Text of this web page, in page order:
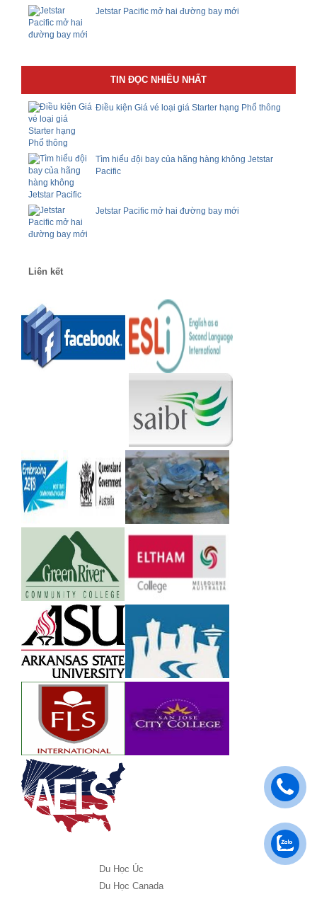
Jetstar Pacific mở hai đường bay mới
TIN ĐỌC NHIỀU NHẤT
Điều kiện Giá vé loại giá Starter hạng Phổ thông
Tìm hiểu đội bay của hãng hàng không Jetstar
Pacific
Jetstar Pacific mở hai đường bay mới
Liên kết
Du Học Úc
Du Học Canada